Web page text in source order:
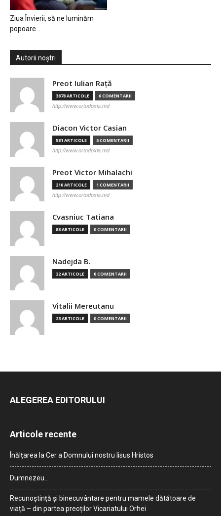
Ziua Învierii, să ne luminăm
popoare…
Autorii noștri
Preot Iulian Raţă
3878 ARTICOLE 6 COMENTARII
http://www.ortodoxia.md
Diacon Victor Casian
581 ARTICOLE 5 COMENTARII
http://www.ortodoxia.md
Preot Victor Mihalachi
210 ARTICOLE 1 COMENTARII
http://www.ortodoxia.md
Cvasniuc Tatiana
88 ARTICOLE 0 COMENTARII
Nadejda B.
32 ARTICOLE 0 COMENTARII
Vitalii Mereutanu
23 ARTICOLE 0 COMENTARII
ALEGEREA EDITORULUI
Articole recente
Înălțarea la Cer a Domnului nostru Iisus Hristos
Dumnezeu…
Recunoștință și binecuvântare pentru mamele dătătoare de
viață – din partea preoților Vicariatului Orhei